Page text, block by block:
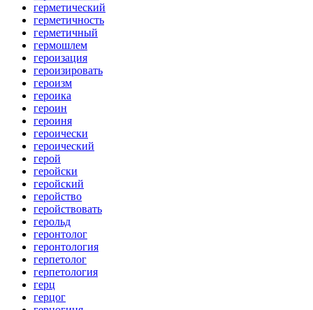
герметический
герметичность
герметичный
гермошлем
героизация
героизировать
героизм
героика
героин
героиня
героически
героический
герой
геройски
геройский
геройство
геройствовать
герольд
геронтолог
геронтология
герпетолог
герпетология
герц
герцог